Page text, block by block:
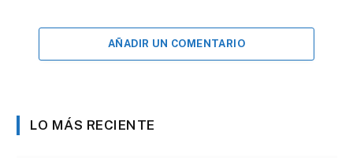
AÑADIR UN COMENTARIO
LO MÁS RECIENTE